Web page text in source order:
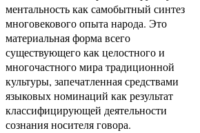
ментальность как самобытный синтез
многовекового опыта народа. Это
материальная форма всего
существующего как целостного и
многочастного мира традиционной
культуры, запечатленная средствами
языковых номинаций как результат
классифицирующей деятельности
сознания носителя говора.